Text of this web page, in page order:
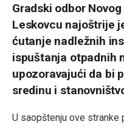
Gradski odbor
Leskovcu najoštrije
ćutanje nadležnih
ispuštanja otpadnih
upozoravajući da bi
sredinu i
U saopštenju ove